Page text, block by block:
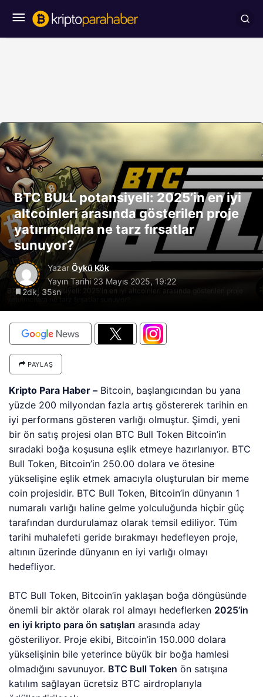
BTC BULL potansiyeli: 2025'in en iyi altcoinleri arasında gösterilen proje
yatırımcılara ne tarz fırsatlar sunuyor?
BTC BULL potansiyeli: 2025’in en iyi
altcoinleri arasında gösterilen proje
yatırımcılara ne tarz fırsatlar
sunuyor?
Yazar Öykü Kök
Yayın Tarihi23 Mayıs 2025, 19:22
2dk, 35sn
PAYLAŞ
Kripto Para Haber – Bitcoin, başlangıcından bu yana
yüzde 200 milyondan fazla artış göstererek tarihin en
iyi performans gösteren varlığı olmuştur. Şimdi, yeni
bir ön satış projesi olan BTC Bull Token Bitcoin’in
sıradaki boğa koşusuna eşlik etmeye hazırlanıyor. BTC
Bull Token, Bitcoin’in 250.00 dolara ve ötesine
yükselişine eşlik etmek amacıyla oluşturulan bir meme
coin projesidir. BTC Bull Token, Bitcoin’in dünyanın 1
numaralı varlığı haline gelme yolculuğunda hiçbir güç
tarafından durdurulamaz olarak temsil ediliyor. Tüm
tarihi muhalefeti geride bırakmayı hedefleyen proje,
altının üzerinde dünyanın en iyi varlığı olmayı
hedefliyor.
BTC Bull Token, Bitcoin’in yaklaşan boğa döngüsünde
önemli bir aktör olarak rol almayı hedeflerken 2025’in
en iyi kripto para ön satışları arasında aday
gösteriliyor. Proje ekibi, Bitcoin’in 150.000 dolara
yükselişinin bile yeterince büyük bir boğa hamlesi
olmadığını savunuyor. BTC Bull Token ön satışına
katılım sağlayan ücretsiz BTC airdroplarıyla